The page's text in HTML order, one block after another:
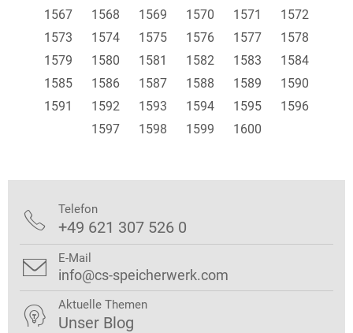
1567
1568 1569 1570 1571
1572
1573
1574 1575 1576 1577
1578
1579
1580 1581 1582 1583
1584
1585
1586 1587 1588 1589
1590
1591
1592 1593 1594 1595
1596
1597
1598 1599 1600
 Telefon
+49 621 307 526 0
 E-Mail
info@cs-speicherwerk.com
 Aktuelle Themen
Unser Blog